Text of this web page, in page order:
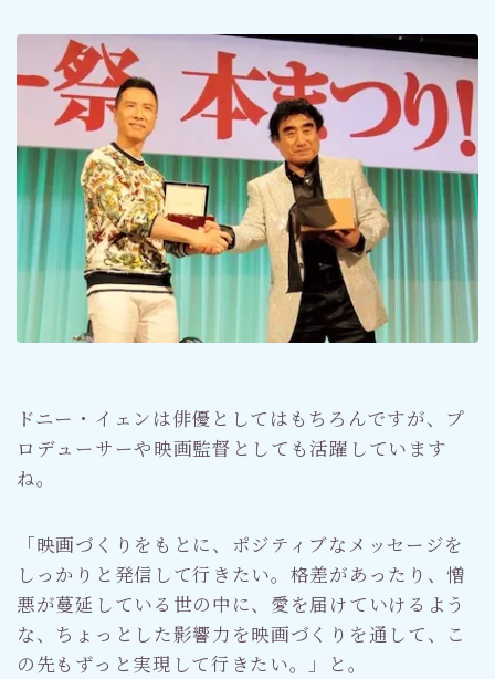
ドニー・イェンは俳優としてはもちろんですが、プ
ロデューサーや映画監督としても活躍しています
ね。
「映画づくりをもとに、ポジティブなメッセージを
しっかりと発信して行きたい。格差があったり、憎
悪が蔓延している世の中に、愛を届けていけるよう
な、ちょっとした影響力を映画づくりを通して、こ
の先もずっと実現して行きたい。」と。